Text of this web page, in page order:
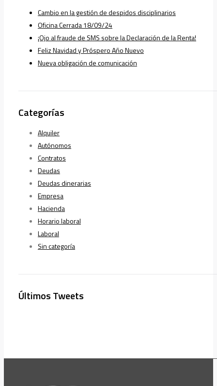
Cambio en la gestión de despidos disciplinarios
Oficina Cerrada 18/09/24
¡Ojo al fraude de SMS sobre la Declaración de la Renta!
Feliz Navidad y Próspero Año Nuevo
Nueva obligación de comunicación
Categorías
Alquiler
Autónomos
Contratos
Deudas
Deudas dinerarias
Empresa
Hacienda
Horario laboral
Laboral
Sin categoría
Últimos Tweets